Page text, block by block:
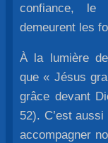
confiance, le
demeurent les
À la lumière
que « Jésus
grâce devant
52). C’est
accompagner